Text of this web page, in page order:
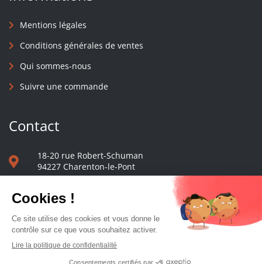
Mentions légales
Conditions générales de ventes
Qui sommes-nous
Suivre une commande
Contact
18-20 rue Robert-Schuman
94227 Charenton-le-Pont